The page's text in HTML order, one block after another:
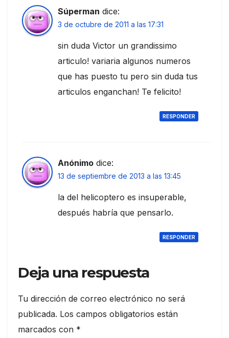
Súperman dice:
3 de octubre de 2011 a las 17:31
sin duda Victor un grandissimo
articulo! variaria algunos numeros
que has puesto tu pero sin duda tus
articulos enganchan! Te felicito!
RESPONDER
Anónimo dice:
13 de septiembre de 2013 a las 13:45
la del helicoptero es insuperable,
después habría que pensarlo.
RESPONDER
Deja una respuesta
Tu dirección de correo electrónico no será
publicada. Los campos obligatorios están
marcados con *